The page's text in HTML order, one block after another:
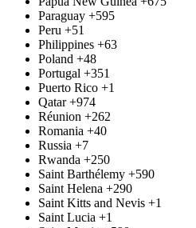
Paraguay +595
Peru +51
Philippines +63
Poland +48
Portugal +351
Puerto Rico +1
Qatar +974
Réunion +262
Romania +40
Russia +7
Rwanda +250
Saint Barthélemy +590
Saint Helena +290
Saint Kitts and Nevis +1
Saint Lucia +1